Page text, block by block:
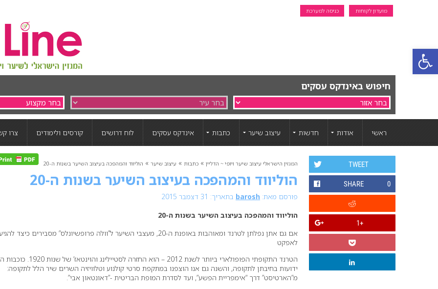
פתח סרגל נגישות
מועדון לקוחות כניסה למערכת
חיפוש באינדקס עסקים
ראשי אודות חדשות עיצוב שיער כתבות אינדקס עסקים לוח דרושים קורסים ולימודים צרו
המגזין הישראלי עיצוב שיער ויופי ~ הדליין » כתבות » עיצוב שיער » הוליווד והמהפכה בעיצוב השיער בשנות ה-20
הוליווד והמהפכה בעיצוב השיער בשנות ה-20
פורסם מאת: barosh בתאריך: 31 דצמבר 2015
TWEET
SHARE 0
+1
הוליווד והמהפכה בעיצוב השיער בשנות ה-20
אם גם אתן נפלתן לטרנד ומאוהבות באופנת ה-20, מעצבי השיער ל”וולה פרופשיונלס” מסבירים כיצד
לאפקט
הטרנד התקופתי הפופולארי ביותר לשנת 2012 – הוא החזרה לסטיילינג
ידועות בחיבתן לתקופה, והשנה גם אנו הוצפנו במתקפת סרטי קולנוע וטלוויזיה השרים שיר הלל לתקופה:
מ”הארטיסט” דרך “אימפריית הפשע”, ועד לסדרת המופת הבריטית -”דאונטאון אבי”.